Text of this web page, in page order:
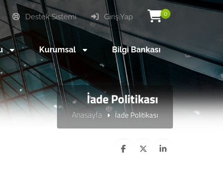
0
Giriş Yap
Destek Sistemi
Kurumsal Bilgi Bankası
İade Politikası
Anasayfa İade Politikası